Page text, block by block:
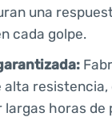
una
cada golpe.
alta resistencia,
largas horas de